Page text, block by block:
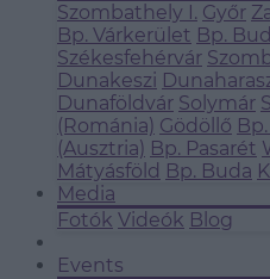
Szombathely I. Győr
Bp. Várkerület Bp.
Székesfehérvár
Dunakeszi
Dunaföldvár Solymár
(Románia) Gödöllő
(Ausztria) Bp. Pasarét
Mátyásföld Bp. Buda
Media
Fotók Videók Blog
Events